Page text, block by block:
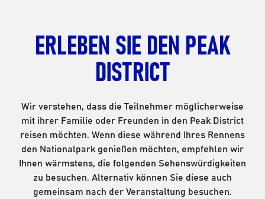
ERLEBEN SIE DEN PEAK
DISTRICT
Wir verstehen, dass die Teilnehmer möglicherweise
mit ihrer Familie oder Freunden in den Peak District
reisen möchten. Wenn diese während Ihres Rennens
den Nationalpark genießen möchten, empfehlen wir
Ihnen wärmstens, die folgenden Sehenswürdigkeiten
zu besuchen. Alternativ können Sie diese auch
gemeinsam nach der Veranstaltung besuchen.